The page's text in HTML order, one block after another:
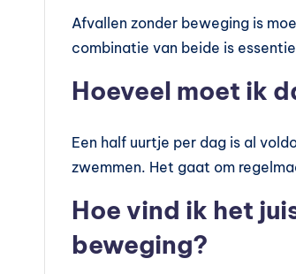
Afvallen zonder beweging is
combinatie van beide is
Hoeveel moet ik
Een half uurtje per dag is al
zwemmen. Het gaat om
Hoe vind ik het
beweging?